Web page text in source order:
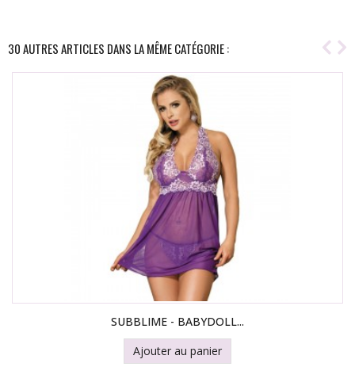
30 AUTRES ARTICLES DANS LA MÊME CATÉGORIE :
SUBBLIME - BABYDOLL...
Ajouter au panier